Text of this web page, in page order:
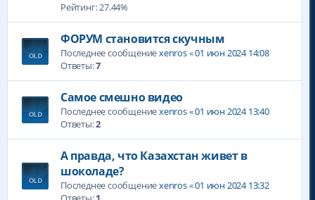
Рейтинг: 27.44%
ФОРУМ становится скучным
Последнее сообщениеxenros«01 июн 2024 14:08
Ответы:7
Самое смешно видео
Последнее сообщениеxenros«01 июн 2024 13:40
Ответы:2
А правда, что Казахстан живет в
шоколаде?
Последнее сообщениеxenros«01 июн 2024 13:32